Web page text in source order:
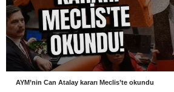
AYM’nin Can Atalay kararı Meclis’te okundu